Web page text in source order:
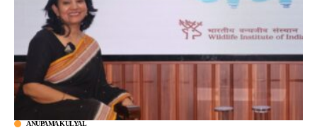
ANUPAMA KULYAL